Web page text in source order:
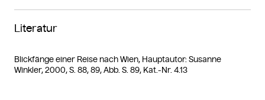
Literatur
Blickfänge einer Reise nach Wien, Hauptautor: Susanne
Winkler, 2000, S. 88, 89, Abb. S. 89, Kat.-Nr. 4.13